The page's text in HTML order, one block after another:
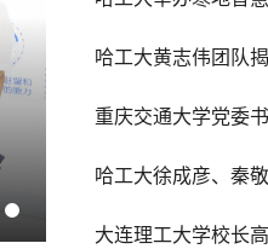
重庆交通大学党委
大连理工大学校长